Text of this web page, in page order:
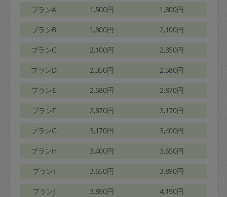
プランA 1,500円 1,800円
プランB 1,800円 2,100円
プランC 2,100円 2,350円
プランD 2,350円 2,580円
プランE 2,580円 2,870円
プランF 2,870円 3,170円
プランG 3,170円 3,400円
プランH 3,400円 3,650円
プランI 3,650円 3,890円
プランJ 3,890円 4,190円